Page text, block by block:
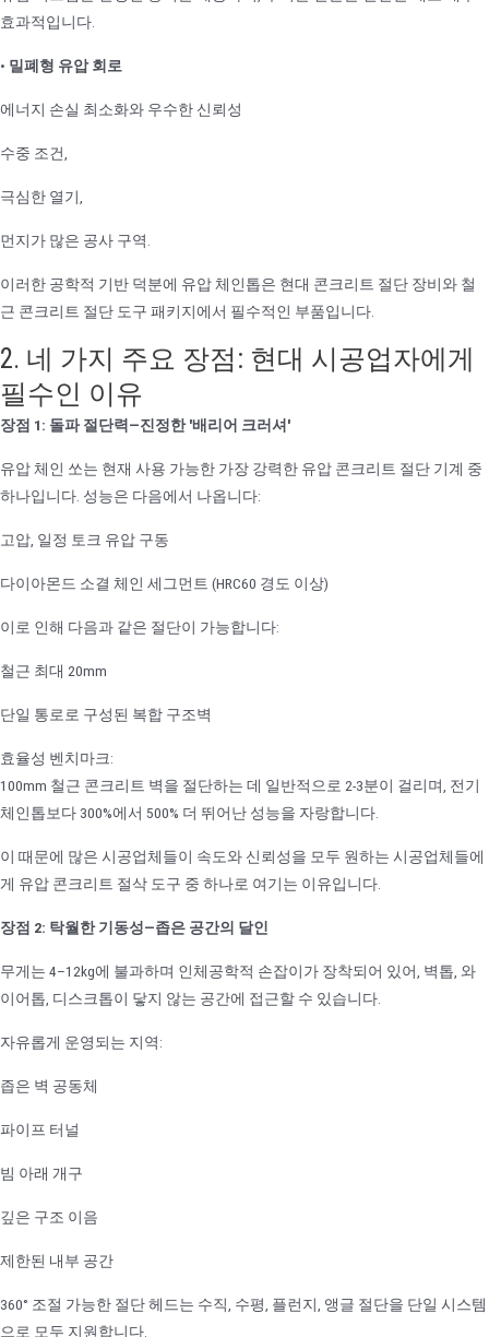
효과적입니다.
• 밀폐형 유압 회로
에너지 손실 최소화와 우수한 신뢰성
수중 조건,
극심한 열기,
먼지가 많은 공사 구역.
이러한 공학적 기반 덕분에 유압 체인톱은 현대 콘크리트 절단 장비와 철
근 콘크리트 절단 도구 패키지에서 필수적인 부품입니다.
2. 네 가지 주요 장점: 현대 시공업자에게
필수인 이유
장점 1: 돌파 절단력—진정한 '배리어 크러셔'
유압 체인 쏘는 현재 사용 가능한 가장 강력한 유압 콘크리트 절단 기계 중
하나입니다. 성능은 다음에서 나옵니다:
고압, 일정 토크 유압 구동
다이아몬드 소결 체인 세그먼트 (HRC60 경도 이상)
이로 인해 다음과 같은 절단이 가능합니다:
철근 최대 20mm
단일 통로로 구성된 복합 구조벽
효율성 벤치마크:
100mm 철근 콘크리트 벽을 절단하는 데 일반적으로 2-3분이 걸리며, 전기
체인톱보다 300%에서 500% 더 뛰어난 성능을 자랑합니다.
이 때문에 많은 시공업체들이 속도와 신뢰성을 모두 원하는 시공업체들에
게 유압 콘크리트 절삭 도구 중 하나로 여기는 이유입니다.
장점 2: 탁월한 기동성—좁은 공간의 달인
무게는 4–12kg에 불과하며 인체공학적 손잡이가 장착되어 있어, 벽톱, 와
이어톱, 디스크톱이 닿지 않는 공간에 접근할 수 있습니다.
자유롭게 운영되는 지역:
좁은 벽 공동체
파이프 터널
빔 아래 개구
깊은 구조 이음
제한된 내부 공간
360° 조절 가능한 절단 헤드는 수직, 수평, 플런지, 앵글 절단을 단일 시스템
으로 모두 지원합니다.